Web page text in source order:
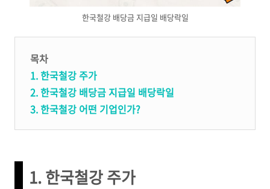
한국철강 배당금 지급일 배당락일
목차
1. 한국철강 주가
2. 한국철강 배당금 지급일 배당락일
3. 한국철강 어떤 기업인가?
1. 한국철강 주가